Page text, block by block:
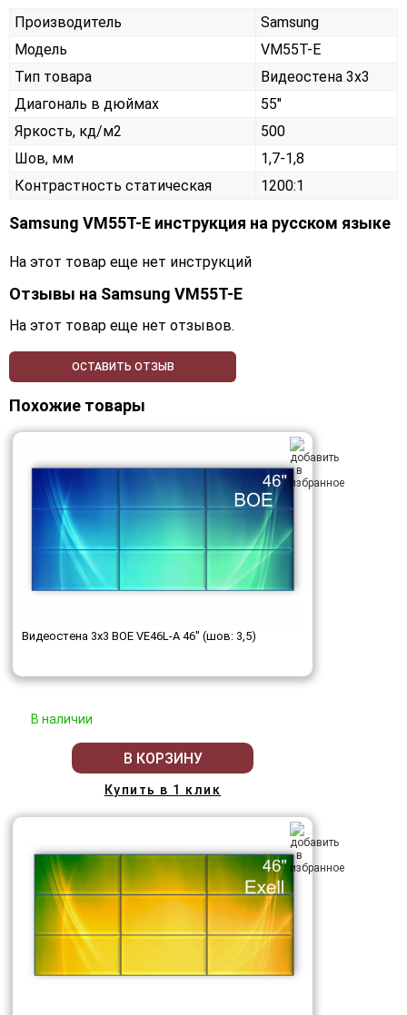
Производитель
Samsung
Модель
VM55T-E
Тип товара
Видеостена 3х3
Диагональ в дюймах
55"
Яркость, кд/м2
500
Шов, мм
1,7-1,8
Контрастность статическая
1200:1
Samsung VM55T-E инструкция на русском языке
На этот товар еще нет инструкций
Отзывы на Samsung VM55T-E
На этот товар еще нет отзывов.
ОСТАВИТЬ ОТЗЫВ
Похожие товары
Видеостена 3x3 BOE VE46L-A 46" (шов: 3,5)
В наличии
В КОРЗИНУ
Купить в 1 клик